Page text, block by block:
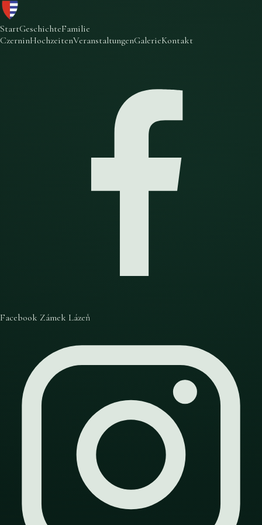
StartGeschichteFamilie
CzerninHochzeitenVeranstaltungenGalerieKontakt
Facebook Zámek Lázeň